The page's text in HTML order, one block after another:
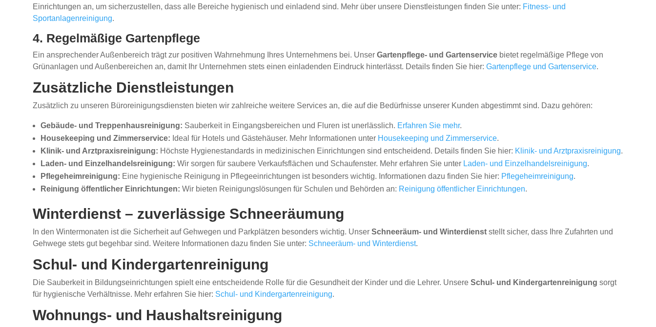
Einrichtungen an, um sicherzustellen, dass alle Bereiche hygienisch und einladend sind. Mehr über unsere Dienstleistungen finden Sie unter: Fitness- und
Sportanlagenreinigung.
4. Regelmäßige Gartenpflege
Ein ansprechender Außenbereich trägt zur positiven Wahrnehmung Ihres Unternehmens bei. UnserGartenpflege- und Gartenservice bietet regelmäßige Pflege von
Grünanlagen und Außenbereichen an, damit Ihr Unternehmen stets einen einladenden Eindruck hinterlässt. Details finden Sie hier:Gartenpflege und Gartenservice.
Zusätzliche Dienstleistungen
Zusätzlich zu unseren Büroreinigungsdiensten bieten wir zahlreiche weitere Services an, die auf die Bedürfnisse unserer Kunden abgestimmt sind. Dazu gehören:
Gebäude- und Treppenhausreinigung: Sauberkeit in Eingangsbereichen und Fluren ist unerlässlich. Erfahren Sie mehr.
Housekeeping und Zimmerservice: Ideal für Hotels und Gästehäuser. Mehr Informationen unter Housekeeping und Zimmerservice.
Klinik- und Arztpraxisreinigung: Höchste Hygienestandards in medizinischen Einrichtungen sind entscheidend. Details finden Sie hier: Klinik- und Arztpraxisreinigung.
Laden- und Einzelhandelsreinigung: Wir sorgen für saubere Verkaufsflächen und Schaufenster. Mehr erfahren Sie unter Laden- und Einzelhandelsreinigung.
Pflegeheimreinigung: Eine hygienische Reinigung in Pflegeeinrichtungen ist besonders wichtig. Informationen dazu finden Sie hier: Pflegeheimreinigung.
Reinigung öffentlicher Einrichtungen: Wir bieten Reinigungslösungen für Schulen und Behörden an: Reinigung öffentlicher Einrichtungen.
Winterdienst – zuverlässige Schneeräumung
In den Wintermonaten ist die Sicherheit auf Gehwegen und Parkplätzen besonders wichtig. UnserSchneeräum- und Winterdienst stellt sicher, dass Ihre Zufahrten und
Gehwege stets gut begehbar sind. Weitere Informationen dazu finden Sie unter: Schneeräum- und Winterdienst.
Schul- und Kindergartenreinigung
Die Sauberkeit in Bildungseinrichtungen spielt eine entscheidende Rolle für die Gesundheit der Kinder und die Lehrer. UnsereSchul- und Kindergartenreinigung sorgt
für hygienische Verhältnisse. Mehr erfahren Sie hier: Schul- und Kindergartenreinigung.
Wohnungs- und Haushaltsreinigung